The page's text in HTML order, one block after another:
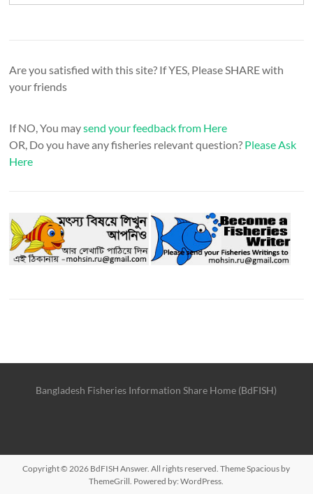
Are you satisfied with this site? If YES, Please SHARE with
your friends
If NO, You maysend your feedback from Here
OR, Do you have any fisheries relevant question? Please Ask
Here
Bangladesh Fisheries Information Share Home (BdFISH)
Copyright © 2026 BdFISH Answer. All rights reserved. ThemeSpacious by
ThemeGrill. Powered by:WordPress.